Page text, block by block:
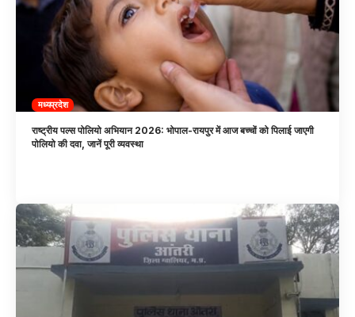
मध्यप्रदेश
राष्ट्रीय पल्स पोलियो अभियान 2026: भोपाल-रायपुर में आज बच्चों को पिलाई जाएगी
पोलियो की दवा, जानें पूरी व्यवस्था